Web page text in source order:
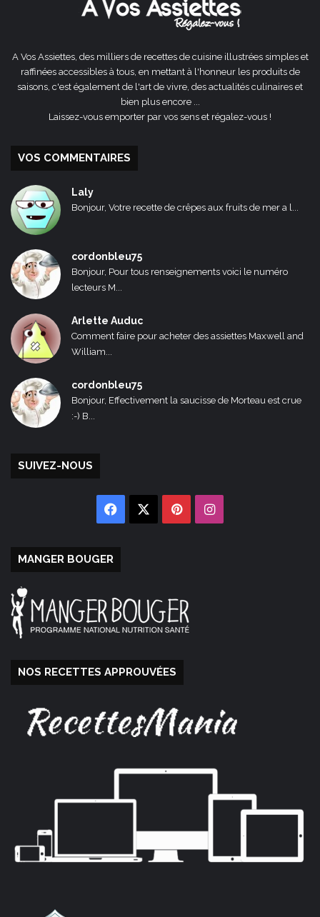
A Vos Assiettes, des milliers de recettes de cuisine illustrées simples et
raffinées accessibles à tous, en mettant à l'honneur les produits de
saisons, c'est également de l'art de vivre, des actualités culinaires et
bien plus encore ...
Laissez-vous emporter par vos sens et régalez-vous !
VOS COMMENTAIRES
Laly
Bonjour, Votre recette de crêpes aux fruits de mer a l...
cordonbleu75
Bonjour, Pour tous renseignements voici le numéro
lecteurs M...
Arlette Auduc
Comment faire pour acheter des assiettes Maxwell and
William...
cordonbleu75
Bonjour, Effectivement la saucisse de Morteau est crue
:-) B...
SUIVEZ-NOUS
Facebook PinterestInstagram
MANGER BOUGER
NOS RECETTES APPROUVÉES